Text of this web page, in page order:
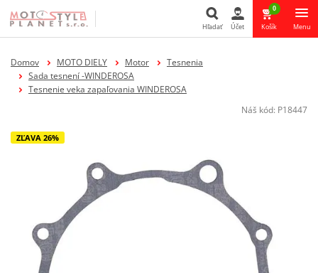
Hľadať Účet
0
Košík Menu
Domov MOTO DIELY Motor
Tesnenia
Sada tesnení -WINDEROSA
Tesnenie veka zapaľovania WINDEROSA
Náš kód: P18447
ZĽAVA 26%